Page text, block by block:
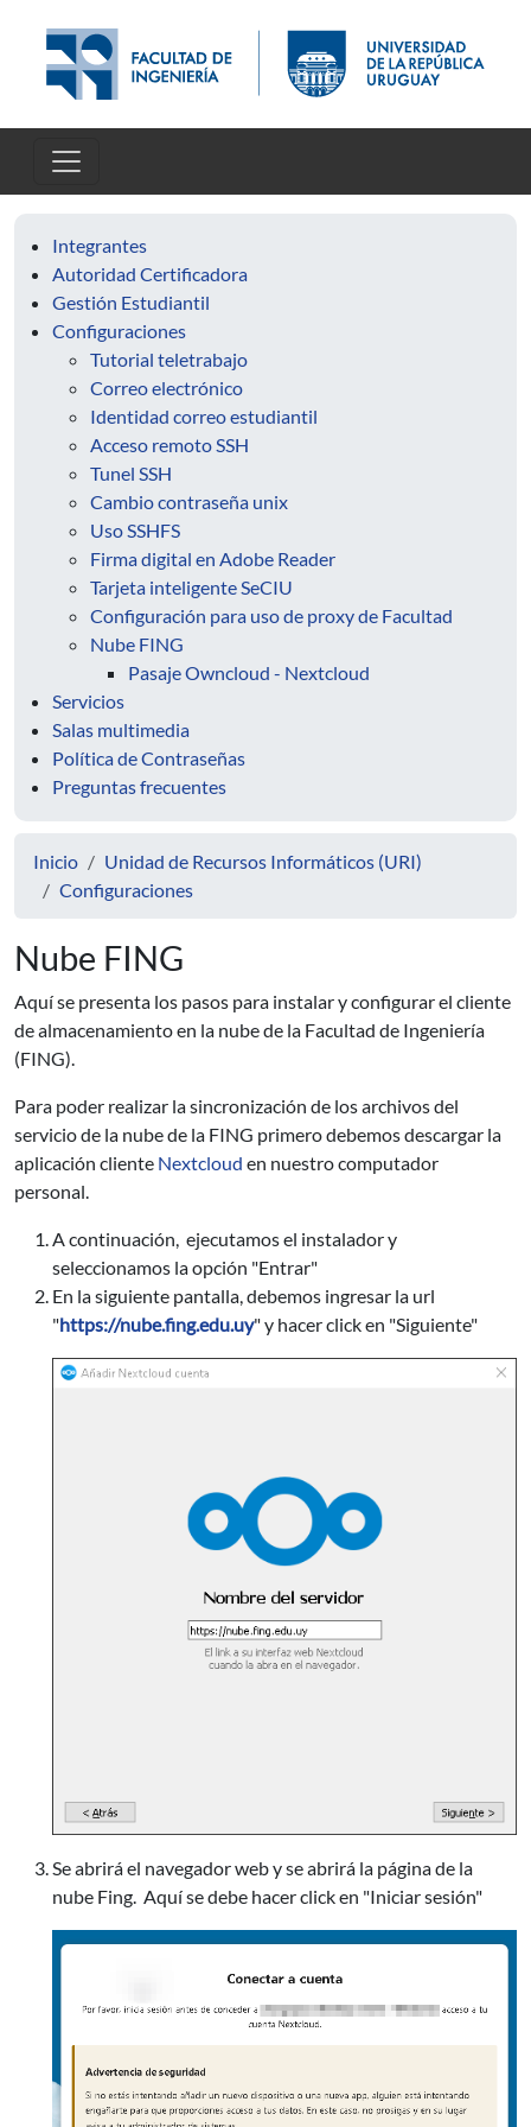
Integrantes
Autoridad Certificadora
Gestión Estudiantil
Configuraciones
Tutorial teletrabajo
Correo electrónico
Identidad correo estudiantil
Acceso remoto SSH
Tunel SSH
Cambio contraseña unix
Uso SSHFS
Firma digital en Adobe Reader
Tarjeta inteligente SeCIU
Configuración para uso de proxy de Facultad
Nube FING
Pasaje Owncloud - Nextcloud
Servicios
Salas multimedia
Política de Contraseñas
Preguntas frecuentes
Inicio
Unidad de Recursos Informáticos (URI)
Configuraciones
Nube FING
Aquí se presenta los pasos para instalar y configurar el cliente
de almacenamiento en la nube de la Facultad de Ingeniería
(FING).
Para poder realizar la sincronización de los archivos del
servicio de la nube de la FING primero debemos descargar la
aplicación cliente Nextcloud en nuestro computador
personal.
A continuación, ejecutamos el instalador y
seleccionamos la opción "Entrar"
En la siguiente pantalla, debemos ingresar la url
"https://nube.fing.edu.uy" y hacer click en "Siguiente"
Se abrirá el navegador web y se abrirá la página de la
nube Fing. Aquí se debe hacer click en "Iniciar sesión"